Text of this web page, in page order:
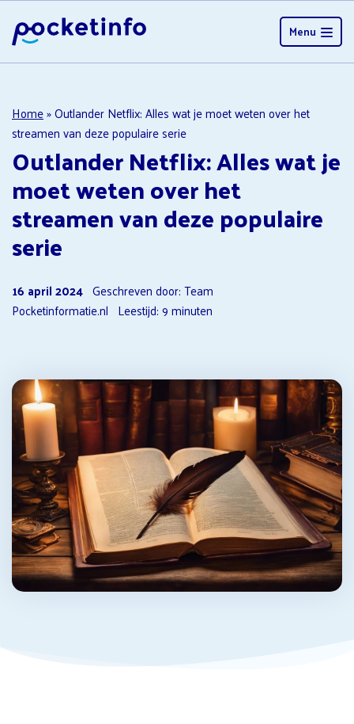
Menu
Home»Outlander Netflix: Alles wat je moet weten over het
streamen van deze populaire serie
Outlander Netflix: Alles wat je
moet weten over het
streamen van deze populaire
serie
16 april 2024 Geschreven door: Team
Pocketinformatie.nl Leestijd:9minuten